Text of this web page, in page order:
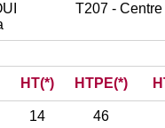
T207 -
HT(*) HTPE(*)
14 46